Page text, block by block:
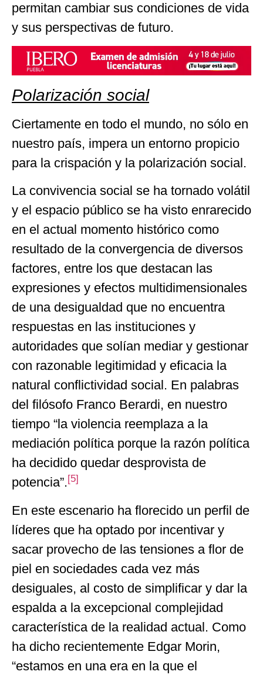
permitan cambiar sus condiciones de vida
y sus perspectivas de futuro.
Polarización social
Ciertamente en todo el mundo, no sólo en
nuestro país, impera un entorno propicio
para la crispación y la polarización social.
La convivencia social se ha tornado volátil
y el espacio público se ha visto enrarecido
en el actual momento histórico como
resultado de la convergencia de diversos
factores, entre los que destacan las
expresiones y efectos multidimensionales
de una desigualdad que no encuentra
respuestas en las instituciones y
autoridades que solían mediar y gestionar
con razonable legitimidad y eficacia la
natural conflictividad social. En palabras
del filósofo Franco Berardi, en nuestro
tiempo “la violencia reemplaza a la
mediación política porque la razón política
ha decidido quedar desprovista de
potencia”.[5]
En este escenario ha florecido un perfil de
líderes que ha optado por incentivar y
sacar provecho de las tensiones a flor de
piel en sociedades cada vez más
desiguales, al costo de simplificar y dar la
espalda a la excepcional complejidad
característica de la realidad actual. Como
ha dicho recientemente Edgar Morin,
“estamos en una era en la que el